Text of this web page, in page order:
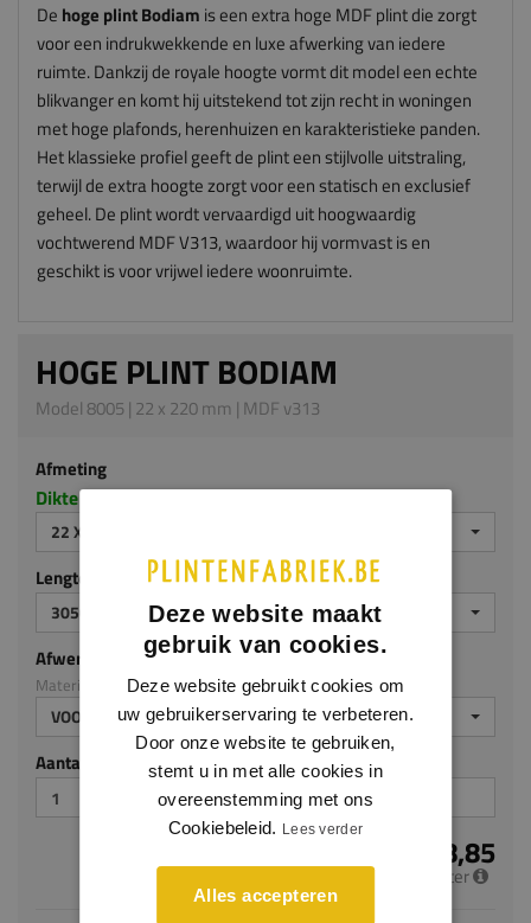
De hoge plint Bodiam is een extra hoge MDF plint die zorgt
voor een indrukwekkende en luxe afwerking van iedere
ruimte. Dankzij de royale hoogte vormt dit model een echte
blikvanger en komt hij uitstekend tot zijn recht in woningen
met hoge plafonds, herenhuizen en karakteristieke panden.
Het klassieke profiel geeft de plint een stijlvolle uitstraling,
terwijl de extra hoogte zorgt voor een statisch en exclusief
geheel. De plint wordt vervaardigd uit hoogwaardig
vochtwerend MDF V313, waardoor hij vormvast is en
geschikt is voor vrijwel iedere woonruimte.
HOGE PLINT BODIAM
Model 8005 | 22 x 220 mm | MDF v313
Afmeting
Dikte x hoogte in millimeters
22 X 220 MM
Lengte (mm)
3050
Afwerking
Materiaal: MDF v313
VOORGELAKT
Aantal stuks
€ 18,85
per meter
Deze website maakt
gebruik van cookies.
Deze website gebruikt cookies om
uw gebruikerservaring te verbeteren.
Door onze website te gebruiken,
stemt u in met alle cookies in
overeenstemming met ons
Cookiebeleid. Lees verder
Alles accepteren